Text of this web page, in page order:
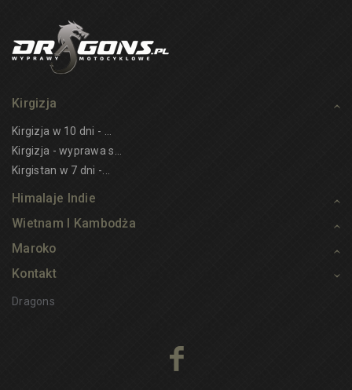
Kirgizja
Kirgizja w 10 dni - ...
Kirgizja - wyprawa s...
Kirgistan w 7 dni -...
Himalaje Indie
Wietnam I Kambodża
Maroko
Kontakt
Dragons